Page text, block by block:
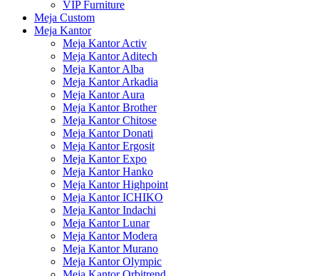
VIP Furniture
Meja Custom
Meja Kantor
Meja Kantor Activ
Meja Kantor Aditech
Meja Kantor Alba
Meja Kantor Arkadia
Meja Kantor Aura
Meja Kantor Brother
Meja Kantor Chitose
Meja Kantor Donati
Meja Kantor Ergosit
Meja Kantor Expo
Meja Kantor Hanko
Meja Kantor Highpoint
Meja Kantor ICHIKO
Meja Kantor Indachi
Meja Kantor Lunar
Meja Kantor Modera
Meja Kantor Murano
Meja Kantor Olympic